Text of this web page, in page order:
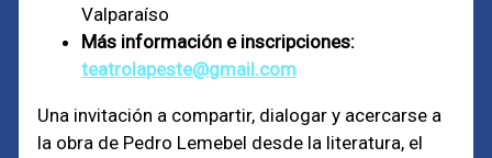
Valparaíso
Más información e inscripciones:
teatrolapeste@gmail.com
Una invitación a compartir, dialogar y acercarse a
la obra de Pedro Lemebel desde la literatura, el